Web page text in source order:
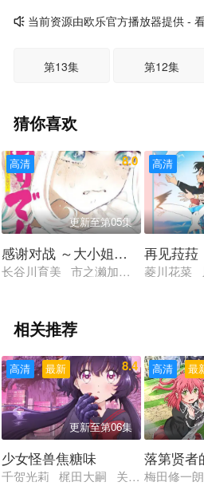
启。 青春期永不终结――
当前资源由欧乐官方播放器提供 -
第13集 第12集
猜你喜欢
高清 8.0
更新至第05集
感谢对战 ～大小姐才不玩格斗游戏
长谷川育美 市之濑加那 千本木彩
高清
再见菈菈
菱川花菜
相关推荐
最新
高清 8.4
更新至第06集
少女怪兽焦糖味
千贺光莉 梶田大嗣 关根明良 白石
最
高清
落第贤者
梅田修一